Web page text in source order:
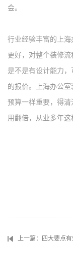
会。
行业经验丰富的 上
更好，对整个装修
是不是有设计能力
的报价。 上海办公室
预算一样重要，得
用翻倍，从业多年这